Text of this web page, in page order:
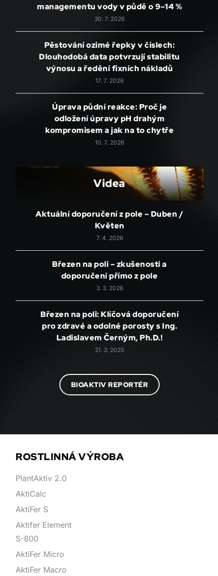
managementu vody v půdě o 9–14 %
30. 7. 2026
Pěstování ozimé řepky v číslech:
Dlouhodobá data potvrzují stabilitu
výnosu a ředění fixních nákladů
17. 7. 2026
Úprava půdní reakce: Proč je
odložení úpravy pH drahým
kompromisem a jak na to chytře
10. 7. 2026
Videa
Aktuální doporučení z pole – Duben /
Květen
7. 4. 2026
Březen na poli – zkušenosti a
doporučení přímo z pole
3. 3. 2026
Březen na poli: Klíčová doporučení
pro zdravé a odolné porosty s Ing.
Ladislavem Černým, Ph.D.!
21. 3. 2025
BIOAKTIV REPORTÉR
ROSTLINNÁ VÝROBA
PlantAktiv 2.0
AktiCalc
AktiFer S
Aktifer Element
S-800
AktiFer Micro
AktiFer Macro